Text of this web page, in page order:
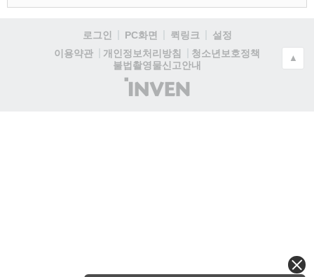
로그인 PC화면 퀵링크
설정
이용약관
개인정보처리방침
청소년보호정책
불법촬영물신고안내
(주)
인
▲